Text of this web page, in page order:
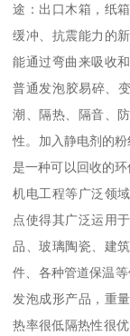
途：出口木箱，纸
缓冲、抗震能力的
能通过弯曲来吸收
普通发泡胶易碎、
潮、隔热、隔音、
性。加入静电剂的
是一种可以回收的环
机电工程等广泛领
点使得其广泛运用
品、玻璃陶瓷、建
件、各种管道保温
发泡成形产品，重
热率很低隔热性很